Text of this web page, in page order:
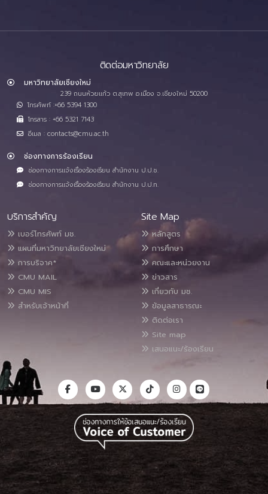
ติดต่อมหาวิทยาลัย
มหาวิทยาลัยเชียงใหม่
239 ถนนห้วยแก้ว ต.สุเทพ อ.เมือง จ.เชียงใหม่ 50200
โทรศัพท์ :+66 5394 1300
โทรสาร : +66 5321 7143
อีเมล : contacts@cmu.ac.th
ช่องทางการร้องเรียน
ช่องทางการแจ้งเรื่องร้องเรียน สำนักงาน ป.ป.ช.
ช่องทางการแจ้งเรื่องร้องเรียน สำนักงาน ป.ป.ท.
บริการสำคัญ
เบอร์โทรศัพท์ มช.
แผนที่มหาวิทยาลัยเชียงใหม่
การบริจาค*
CMU MAIL
CMU MIS
สำหรับเจ้าหน้าที่
Site Map
หลักสูตร
การศึกษา
คณะและหน่วยงาน
ข่าวสาร
เกี่ยวกับ มช.
ข้อมูลสาธารณะ
ติดต่อเรา
Site map
เสนอแนะ/ร้องเรียน